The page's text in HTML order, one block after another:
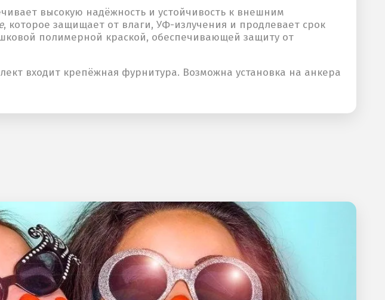
высокую надёжность и устойчивость к внешним
, которое защищает от влаги, УФ-излучения и продлевает срок
полимерной краской, обеспечивающей защиту от
входит крепёжная фурнитура. Возможна установка на анкера